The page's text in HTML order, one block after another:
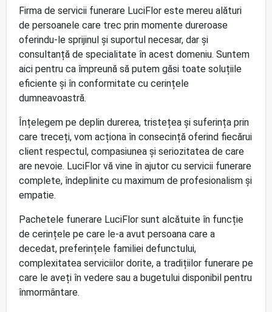
Firma de servicii funerare LuciFlor este mereu alături
de persoanele care trec prin momente dureroase
oferindu-le sprijinul și suportul necesar, dar și
consultanță de specialitate în acest domeniu. Suntem
aici pentru ca împreună să putem găsi toate soluțiile
eficiente și în conformitate cu cerințele
dumneavoastră.
Înțelegem pe deplin durerea, tristețea și suferința prin
care treceți, vom acționa în consecință oferind fiecărui
client respectul, compasiunea și seriozitatea de care
are nevoie. LuciFlor vă vine în ajutor cu servicii funerare
complete, îndeplinite cu maximum de profesionalism și
empatie.
Pachetele funerare LuciFlor sunt alcătuite în funcție
de cerințele pe care le-a avut persoana care a
decedat, preferințele familiei defunctului,
complexitatea serviciilor dorite, a tradițiilor funerare pe
care le aveți în vedere sau a bugetului disponibil pentru
înmormântare.